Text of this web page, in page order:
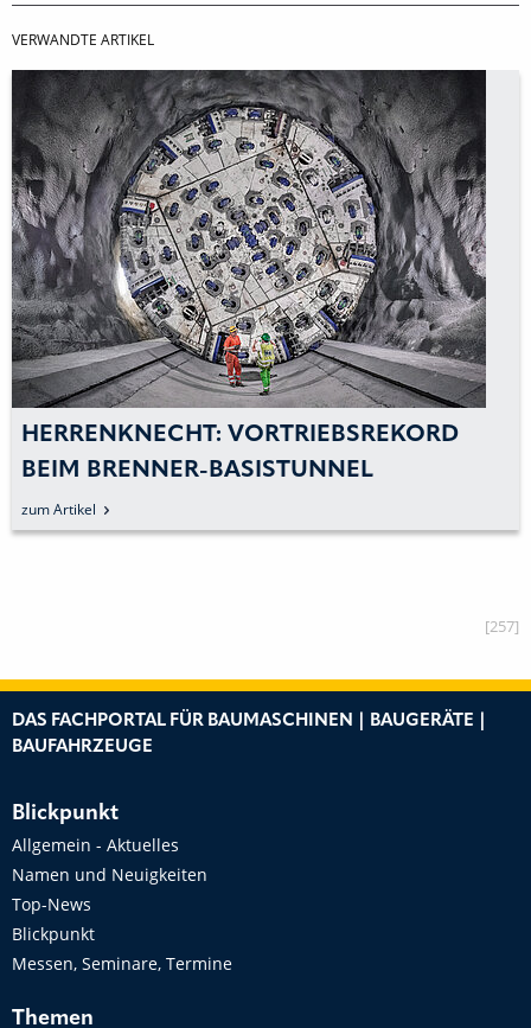
VERWANDTE ARTIKEL
HERRENKNECHT: VORTRIEBSREKORD
BEIM BRENNER-BASISTUNNEL
zum Artikel
[257]
DAS FACHPORTAL FÜR BAUMASCHINEN | BAUGERÄTE |
BAUFAHRZEUGE
Blickpunkt
Allgemein - Aktuelles
Namen und Neuigkeiten
Top-News
Blickpunkt
Messen, Seminare, Termine
Themen